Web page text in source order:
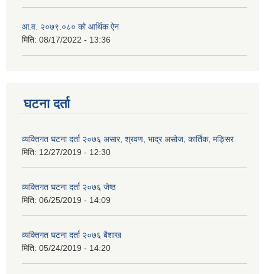
आ.व. २०७९.०८० को आर्थिक ऐन
मिति: 08/17/2022 - 13:36
घटना दर्ता
व्यक्तिगत घटना दर्ता २०७६ असार, श्रवण, भाद्र असोज, कार्तिक, मङ्सिर
मिति: 12/27/2019 - 12:30
व्यक्तिगत घटना दर्ता २०७६ जेष्ठ
मिति: 06/25/2019 - 14:09
व्यक्तिगत घटना दर्ता २०७६ बैशाख
मिति: 05/24/2019 - 14:20